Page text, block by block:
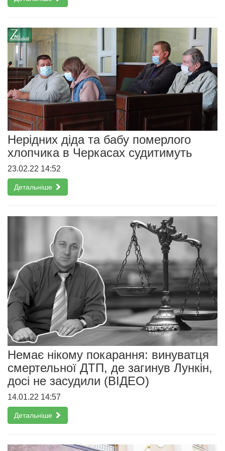
Нерідних діда та бабу померлого
хлопчика в Черкасах судитимуть
23.02.22 14:52
Детальніше
Немає нікому покарання: винуватця
смертельної ДТП, де загинув Лункін,
досі не засудили (ВІДЕО)
14.01.22 14:57
Детальніше